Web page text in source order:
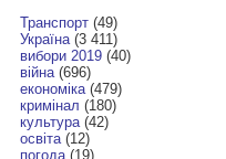
Транспорт(49)
Україна(3 411)
вибори 2019(40)
війна(696)
економіка(479)
кримінал (180)
культура(42)
освіта(12)
погода(19)